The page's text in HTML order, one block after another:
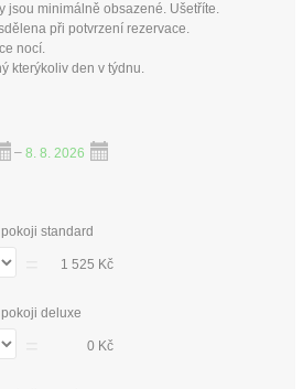
jsou minimálně obsazené. Ušetříte.
při potvrzení rezervace.
nocí.
kterýkoliv den v týdnu.
– 8. 8. 2026
standard
1 525 Kč
deluxe
0 Kč